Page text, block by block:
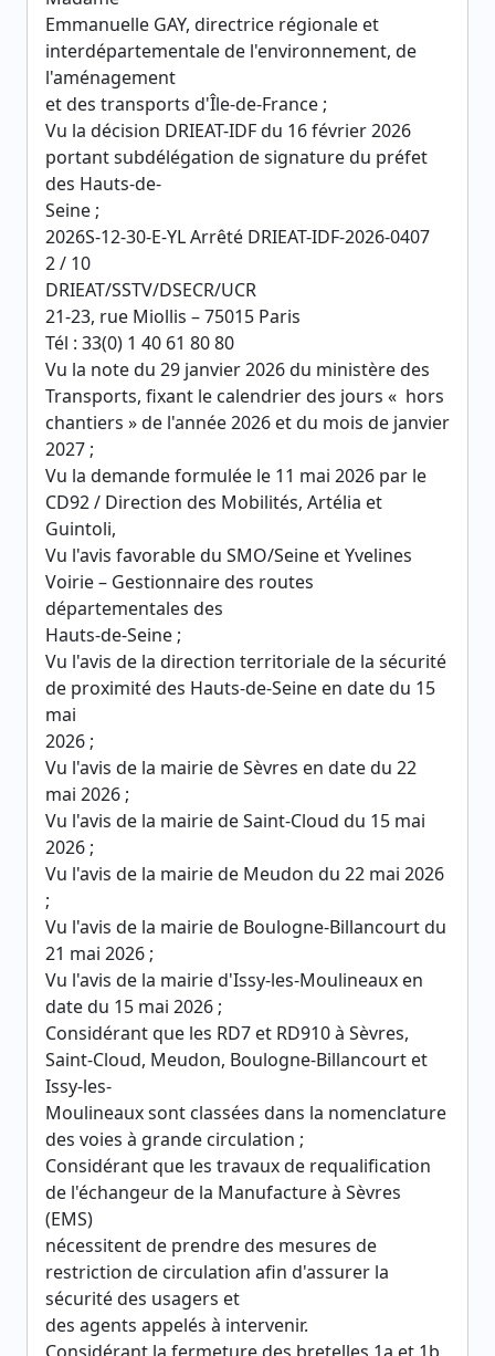
Emmanuelle GAY, directrice régionale et
interdépartementale de l'environnement, de
l'aménagement
et des transports d'Île-de-France ;
Vu la décision DRIEAT-IDF du 16 février 2026
portant subdélégation de signature du préfet
des Hauts-de-
Seine ;
2026S-12-30-E-YL Arrêté DRIEAT-IDF-2026-0407
2 / 10
DRIEAT/SSTV/DSECR/UCR
21-23, rue Miollis – 75015 Paris
Tél : 33(0) 1 40 61 80 80
Vu la note du 29 janvier 2026 du ministère des
Transports, fixant le calendrier des jours « hors
chantiers » de l'année 2026 et du mois de janvier
2027 ;
Vu la demande formulée le 11 mai 2026 par le
CD92 / Direction des Mobilités, Artélia et
Guintoli,
Vu l'avis favorable du SMO/Seine et Yvelines
Voirie – Gestionnaire des routes
départementales des
Hauts-de-Seine ;
Vu l'avis de la direction territoriale de la sécurité
de proximité des Hauts-de-Seine en date du 15
mai
2026 ;
Vu l'avis de la mairie de Sèvres en date du 22
mai 2026 ;
Vu l'avis de la mairie de Saint-Cloud du 15 mai
2026 ;
Vu l'avis de la mairie de Meudon du 22 mai 2026
;
Vu l'avis de la mairie de Boulogne-Billancourt du
21 mai 2026 ;
Vu l'avis de la mairie d'Issy-les-Moulineaux en
date du 15 mai 2026 ;
Considérant que les RD7 et RD910 à Sèvres,
Saint-Cloud, Meudon, Boulogne-Billancourt et
Issy-les-
Moulineaux sont classées dans la nomenclature
des voies à grande circulation ;
Considérant que les travaux de requalification
de l'échangeur de la Manufacture à Sèvres
(EMS)
nécessitent de prendre des mesures de
restriction de circulation afin d'assurer la
sécurité des usagers et
des agents appelés à intervenir.